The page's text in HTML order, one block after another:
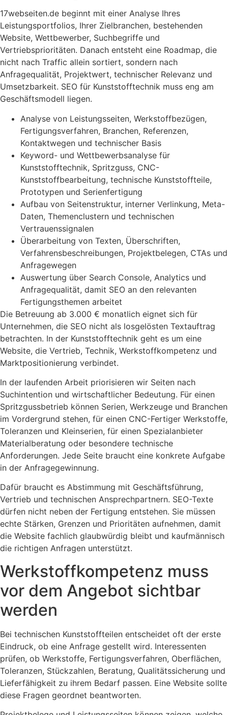
17webseiten.de beginnt mit einer Analyse Ihres
Leistungsportfolios, Ihrer Zielbranchen, bestehenden
Website, Wettbewerber, Suchbegriffe und
Vertriebsprioritäten. Danach entsteht eine Roadmap, die
nicht nach Traffic allein sortiert, sondern nach
Anfragequalität, Projektwert, technischer Relevanz und
Umsetzbarkeit. SEO für Kunststofftechnik muss eng am
Geschäftsmodell liegen.
Analyse von Leistungsseiten, Werkstoffbezügen,
Fertigungsverfahren, Branchen, Referenzen,
Kontaktwegen und technischer Basis
Keyword- und Wettbewerbsanalyse für
Kunststofftechnik, Spritzguss, CNC-
Kunststoffbearbeitung, technische Kunststoffteile,
Prototypen und Serienfertigung
Aufbau von Seitenstruktur, interner Verlinkung, Meta-
Daten, Themenclustern und technischen
Vertrauenssignalen
Überarbeitung von Texten, Überschriften,
Verfahrensbeschreibungen, Projektbelegen, CTAs und
Anfragewegen
Auswertung über Search Console, Analytics und
Anfragequalität, damit SEO an den relevanten
Fertigungsthemen arbeitet
Die Betreuung ab 3.000 € monatlich eignet sich für
Unternehmen, die SEO nicht als losgelösten Textauftrag
betrachten. In der Kunststofftechnik geht es um eine
Website, die Vertrieb, Technik, Werkstoffkompetenz und
Marktpositionierung verbindet.
In der laufenden Arbeit priorisieren wir Seiten nach
Suchintention und wirtschaftlicher Bedeutung. Für einen
Spritzgussbetrieb können Serien, Werkzeuge und Branchen
im Vordergrund stehen, für einen CNC-Fertiger Werkstoffe,
Toleranzen und Kleinserien, für einen Spezialanbieter
Materialberatung oder besondere technische
Anforderungen. Jede Seite braucht eine konkrete Aufgabe
in der Anfragegewinnung.
Dafür braucht es Abstimmung mit Geschäftsführung,
Vertrieb und technischen Ansprechpartnern. SEO-Texte
dürfen nicht neben der Fertigung entstehen. Sie müssen
echte Stärken, Grenzen und Prioritäten aufnehmen, damit
die Website fachlich glaubwürdig bleibt und kaufmännisch
die richtigen Anfragen unterstützt.
Werkstoffkompetenz muss
vor dem Angebot sichtbar
werden
Bei technischen Kunststoffteilen entscheidet oft der erste
Eindruck, ob eine Anfrage gestellt wird. Interessenten
prüfen, ob Werkstoffe, Fertigungsverfahren, Oberflächen,
Toleranzen, Stückzahlen, Beratung, Qualitätssicherung und
Lieferfähigkeit zu ihrem Bedarf passen. Eine Website sollte
diese Fragen geordnet beantworten.